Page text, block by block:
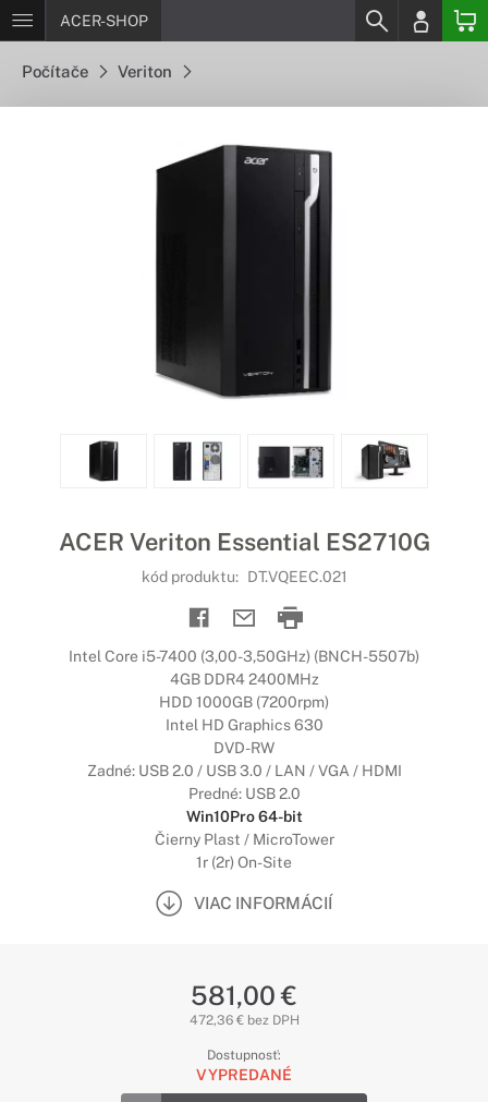
ACER-SHOP
Počítače Veriton
ACER Veriton Essential ES2710G
kód produktu: DT.VQEEC.021
Intel Core i5-7400 (3,00-3,50GHz) (BNCH-5507b)
4GB DDR4 2400MHz
HDD 1000GB (7200rpm)
Intel HD Graphics 630
DVD-RW
Zadné: USB 2.0 / USB 3.0 / LAN / VGA / HDMI
Predné: USB 2.0
Win10Pro 64-bit
Čierny Plast / MicroTower
1r (2r) On-Site
VIAC INFORMÁCIÍ
581,00 €
472,36 € bez DPH
Dostupnosť:
VYPREDANÉ